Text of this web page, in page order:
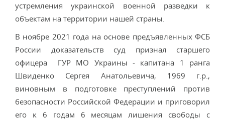
устремления украинской военной разведки к
объектам на территории нашей страны.
В ноябре 2021 года на основе предъявленных ФСБ
России доказательств суд признал старшего
офицера ГУР МО Украины - капитана 1 ранга
Швиденко Сергея Анатольевича, 1969 г.р.,
виновным в подготовке преступлений против
безопасности Российской Федерации и приговорил
его к 6 годам 6 месяцам лишения свободы с